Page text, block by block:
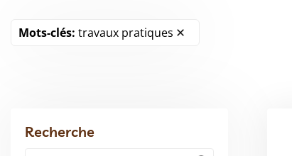
Mots-clés: travaux pratiques
Recherche